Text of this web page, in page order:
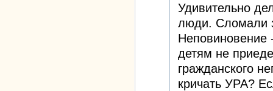
Удивительно
люди. Сломали
Неповиновение
детям не
гражданского
кричать УРА?